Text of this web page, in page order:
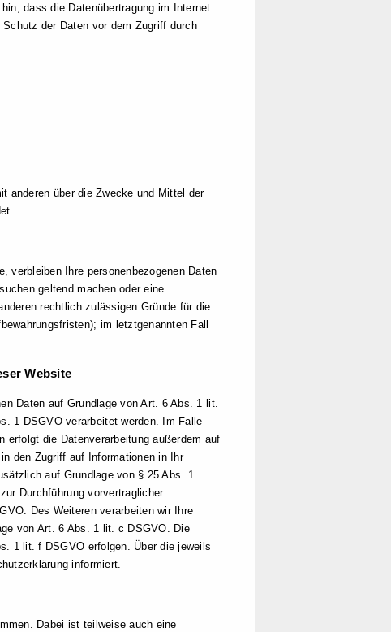
dass die Datenübertragung im Internet
der Daten vor dem Zugriff durch
anderen über die Zwecke und Mittel der
verbleiben Ihre personenbezogenen Daten
geltend machen oder eine
rechtlich zulässigen Gründe für die
im letztgenannten Fall
Website
Daten auf Grundlage von Art. 6 Abs. 1 lit.
1 DSGVO verarbeitet werden. Im Falle
erfolgt die Datenverarbeitung außerdem auf
den Zugriff auf Informationen in Ihr
auf Grundlage von § 25 Abs. 1
Durchführung vorvertraglicher
Des Weiteren verarbeiten wir Ihre
von Art. 6 Abs. 1 lit. c DSGVO. Die
1 lit. f DSGVO erfolgen. Über die jeweils
informiert.
Dabei ist teilweise auch eine